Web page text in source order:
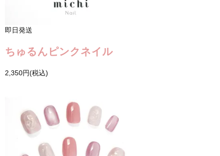
即日発送
ちゅるんピンクネイル
2,350円(税込)